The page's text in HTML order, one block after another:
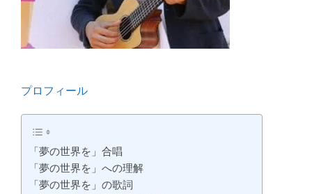
プロフィール
「夢の世界を」合唱
「夢の世界を」への理解
「夢の世界を」の歌詞